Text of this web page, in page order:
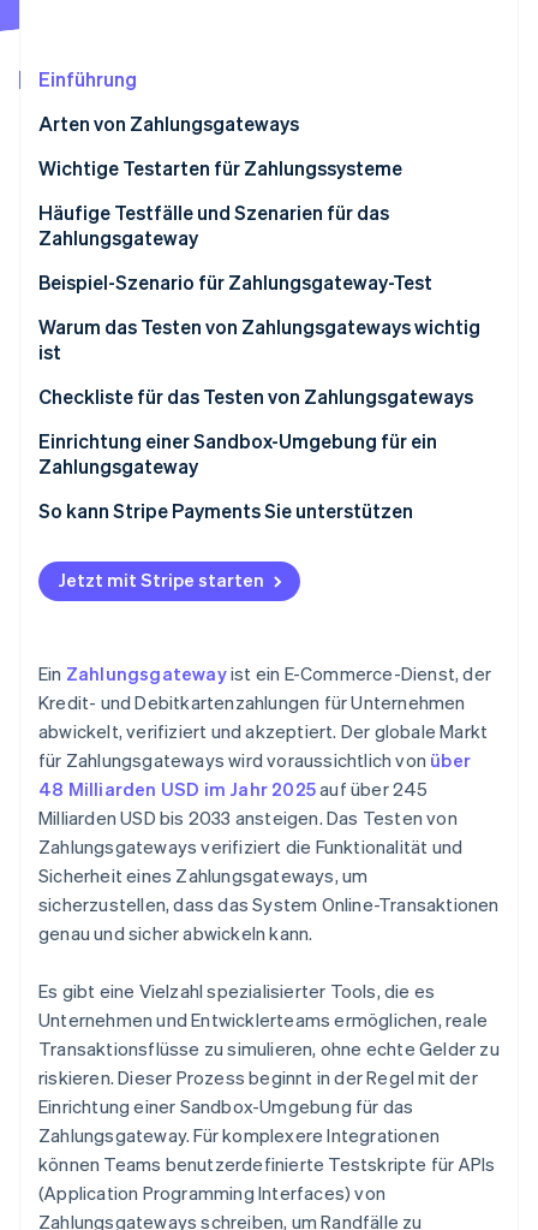
CO₂-Entnahme
Identity
Online-Identitätsprüfung
Stripe-Sessions 2026
Erfahren Sie, wie Stripe Lösungen für die
Einführung
Arten von Zahlungsgateways
Wichtige Testarten für Zahlungssysteme
Häufige Testfälle und Szenarien für das
Zahlungsgateway
Abläufe der Transaktionsabwicklung
Kartenvalidierung und Speicherung
Testen der System- und API-Integration
Fehlerbehandlung und Systemmeldungen
Rückbuchungen
Beispiel-Szenario für Zahlungsgateway-Test
Schritte zur Testausführung
Warum das Testen von Zahlungsgateways wichtig
ist
Checkliste für das Testen von Zahlungsgateways
Checkliste für die Vorbereitung
Checkliste für die Ausführung
Einrichtung einer Sandbox-Umgebung für ein
Zahlungsgateway
Manuelles vs. automatisiertes Testen
So kann Stripe Payments Sie unterstützen
Jetzt mit Stripe starten
Ein Zahlungsgatewayist ein E-Commerce-Dienst, der
Kredit- und Debitkartenzahlungen für Unternehmen
abwickelt, verifiziert und akzeptiert. Der globale Markt
für Zahlungsgateways wird voraussichtlich von über
48 Milliarden USD im Jahr 2025auf über 245
Milliarden USD bis 2033 ansteigen. Das Testen von
Zahlungsgateways verifiziert die Funktionalität und
Sicherheit eines Zahlungsgateways, um
sicherzustellen, dass das System Online-Transaktionen
genau und sicher abwickeln kann.
Es gibt eine Vielzahl spezialisierter Tools, die es
Unternehmen und Entwicklerteams ermöglichen, reale
Transaktionsflüsse zu simulieren, ohne echte Gelder zu
riskieren. Dieser Prozess beginnt in der Regel mit der
Einrichtung einer Sandbox-Umgebung für das
Zahlungsgateway. Für komplexere Integrationen
können Teams benutzerdefinierte Testskripte für APIs
(Application Programming Interfaces) von
Zahlungsgateways schreiben, um Randfälle zu